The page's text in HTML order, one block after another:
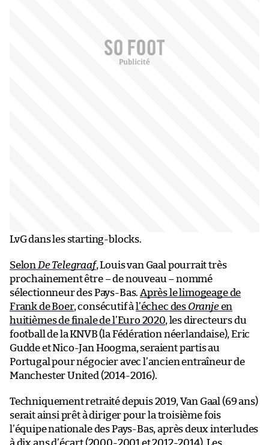
LvG dans les starting-blocks.
Selon De Telegraaf, Louis van Gaal pourrait très
prochainement être – de nouveau – nommé
sélectionneur des Pays-Bas. Après le limogeage de
Frank de Boer, consécutif à l’échec des Oranjeen
huitièmes de finale de l’Euro 2020, les directeurs du
football de la KNVB (la Fédération néerlandaise), Eric
Gudde et Nico-Jan Hoogma, seraient partis au
Portugal pour négocier avec l’ancien entraîneur de
Manchester United (2014-2016).
Techniquement retraité depuis 2019, Van Gaal (69 ans)
serait ainsi prêt à diriger pour la troisième fois
l’équipe nationale des Pays-Bas, après deux interludes
à dix ans d’écart (2000-2001 et 2012-2014). Les